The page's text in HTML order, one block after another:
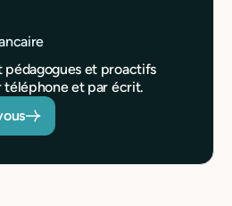
pédagogues et proactifs
téléphone et par écrit.